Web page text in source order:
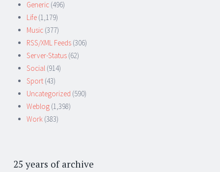
Generic (496)
Life (1,179)
Music (377)
RSS/XML Feeds (306)
Server-Status (62)
Social (914)
Sport (43)
Uncategorized (590)
Weblog (1,398)
Work (383)
25 years of archive